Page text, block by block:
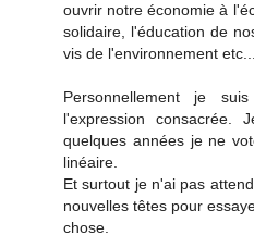
ouvrir notre économie à
solidaire, l'éducation de
vis de l'environnement etc...
Personnellement je
l'expression consacrée.
quelques années je ne
linéaire.
Et surtout je n'ai pas
nouvelles têtes pour
chose.